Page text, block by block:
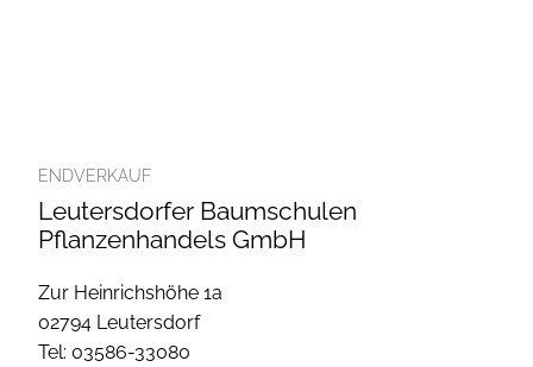
ENDVERKAUF
Leutersdorfer Baumschulen
Pflanzenhandels GmbH
Zur Heinrichshöhe 1a
02794 Leutersdorf
Tel: 03586-33080